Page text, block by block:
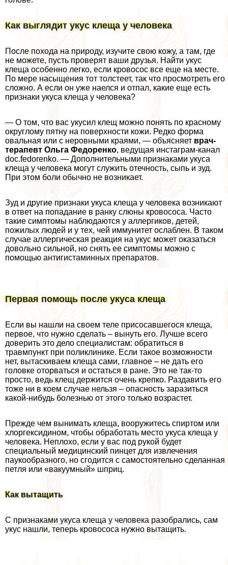
Как выглядит укус клеща у человека
После похода на природу, изучите свою кожу, а там, где
не можете, пусть проверят ваши друзья. Найти укус
клеща особенно легко, если кровосос все еще на месте.
По мере насыщения тот толстеет, так что просмотреть его
сложно. А если он уже наелся и отпал, какие еще есть
признаки укуса клеща у человека?
— О том, что вас укусил клещ можно понять по красному
округлому пятну на поверхности кожи. Редко форма
овальная или с неровными краями, — объясняет врач-
терапевт Ольга Федоренко, ведущая инстаграм-канал
doc.fedorenko. — Дополнительными признаками укуса
клеща у человека могут служить отечность, сыпь и зуд.
При этом боли обычно не возникает.
Зуд и другие признаки укуса клеща у человека возникают
в ответ на попадание в ранку слюны кровососа. Часто
такие симптомы наблюдаются у аллергиков, детей,
пожилых людей и у тех, чей иммунитет ослаблен. В таком
случае аллергическая реакция на укус может оказаться
довольно сильной, но снять ее симптомы можно с
помощью антигистаминных препаратов.
Первая помощь после укуса клеща
Если вы нашли на своем теле присосавшегося клеща,
первое, что нужно сделать – вынуть его. Лучше всего
доверить это дело специалистам: обратиться в
травмпункт при поликлинике. Если такое возможности
нет, вытаскиваем клеща сами, главное – не дать его
головке оторваться и остаться в ране. Это не так-то
просто, ведь клещ держится очень крепко. Раздавить его
тоже ни в коем случае нельзя – опасность заразиться
какой-нибудь болезнью от этого только возрастет.
Прежде чем вынимать клеща, вооружитесь спиртом или
хлоргексидином, чтобы обработать место укуса клеща у
человека. Неплохо, если у вас под рукой будет
специальный медицинский пинцет для извлечения
паукообразного, но сгодится с самостоятельно сделанная
петля или «вакуумный» шприц.
Как вытащить
С признаками укуса клеща у человека разобрались, сам
укус нашли, теперь кровососа нужно вытащить.